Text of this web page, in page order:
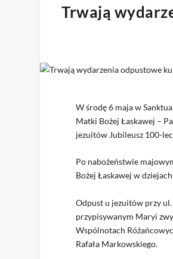
Trwają
W środę 6 maja w
Matki Bożej Łaskawej –
jezuitów Jubileusz 100-
Po nabożeństwie
Bożej Łaskawej w
Odpust u jezuitów przy
przypisywanym Maryi
Wspólnotach
Rafała Markowskiego.